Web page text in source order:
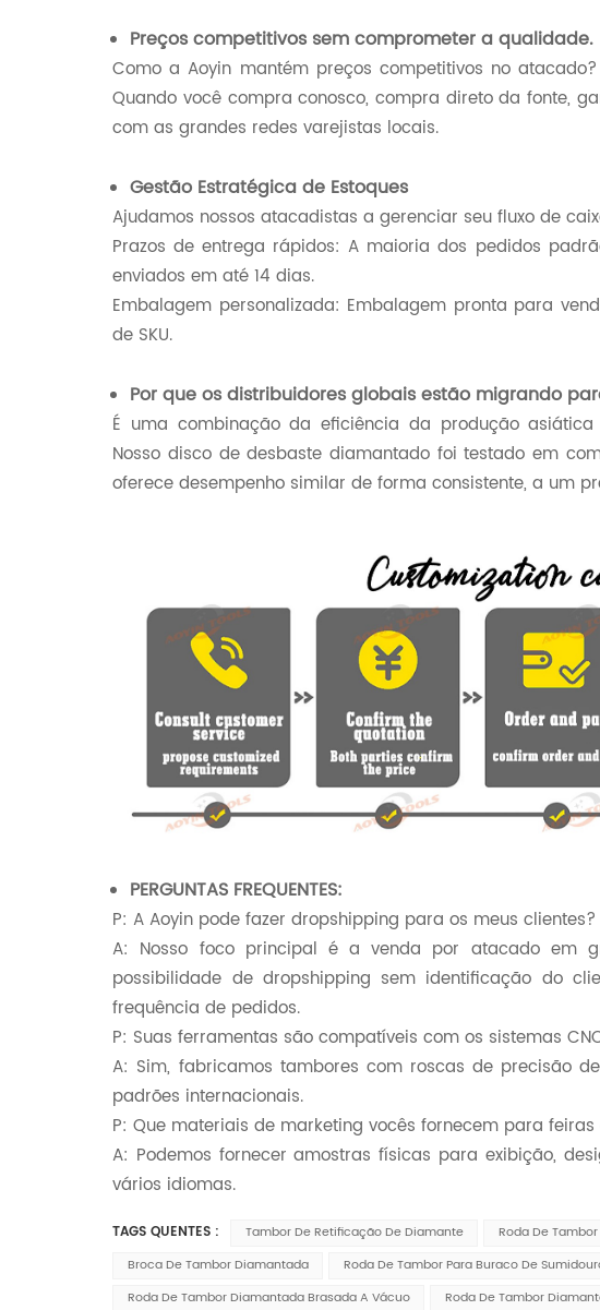
Preços competitivos sem comprometer a qualidade.
Como a Aoyin mantém preços competitivos no
Quando você compra conosco, compra direto da fonte,
com as grandes redes varejistas locais.
Gestão Estratégica de Estoques
Ajudamos nossos atacadistas a gerenciar seu fluxo de
Prazos de entrega rápidos: A maioria dos pedidos
enviados em até 14 dias.
Embalagem personalizada: Embalagem pronta para
de SKU.
Por que os distribuidores globais estão migrando
É uma combinação da eficiência da produção
Nosso disco de desbaste diamantado foi testado em
oferece desempenho similar de forma consistente, a um
PERGUNTAS FREQUENTES:
P: A Aoyin pode fazer dropshipping para os meus clientes?
A: Nosso foco principal é a venda por atacado em
possibilidade de dropshipping sem identificação do
frequência de pedidos.
P: Suas ferramentas são compatíveis com os sistemas
A: Sim, fabricamos tambores com roscas de precisão
padrões internacionais.
P: Que materiais de marketing vocês fornecem para
A: Podemos fornecer amostras físicas para exibição,
vários idiomas.
TAGS QUENTES : Tambor De Retificação De Diamante Roda De
Broca De Tambor Diamantada
Roda De Tambor Para Buraco De
Roda De Tambor Diamantada Brasada A Vácuo
Roda De Tambor